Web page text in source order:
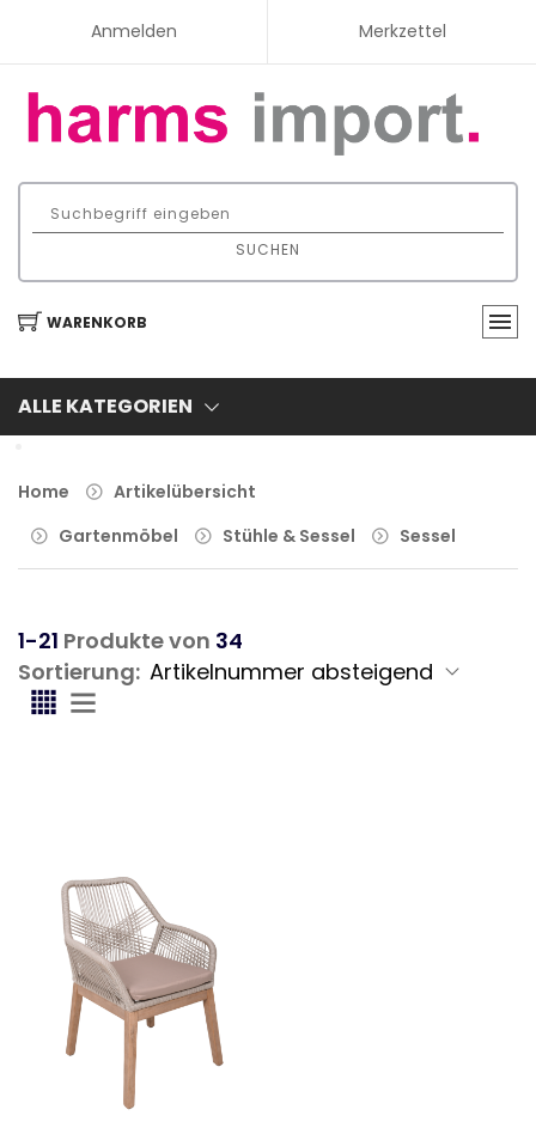
Anmelden Merkzettel
SUCHEN
WARENKORB
ALLE KATEGORIEN
Home
Artikelübersicht
Gartenmöbel
Stühle & Sessel Sessel
1-21 Produkte von 34
Sortierung: